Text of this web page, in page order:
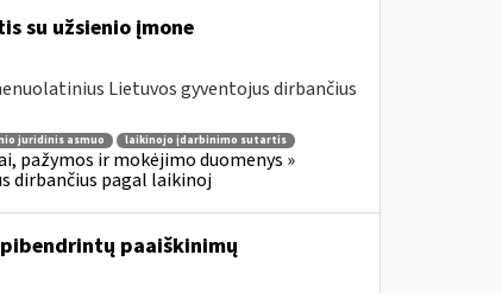
su užsienio įmone
Lietuvos gyventojus dirbančius
juridinis asmuo
laikinojo įdarbinimo sutartis
pažymos ir mokėjimo duomenys »
dirbančius pagal laikinoj
paaiškinimų